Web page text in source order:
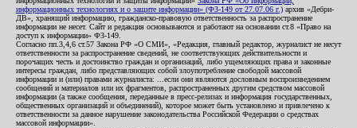
информационных технологиях и о защите информации» (ФЗ-149 от 27.07.06 г.) архив «Дебри-
ДВ», хранящий информацию, гражданско-правовую ответственность за распространение
информации не несет. Сайт и редакция основываются и работают на основании ст.8 «Право на
доступ к информации» ФЗ-149.
Согласно пп.3,4,6 ст.57 Закона РФ «О СМИ», «Редакция, главный редактор, журналист не несут
ответственности за распространение сведений, не соответствующих действительности и
порочащих честь и достоинство граждан и организаций, либо ущемляющих права и законные
интересы граждан, либо представляющих собой злоупотребление свободой массовой
информации и (или) правами журналиста: ...если они являются дословным воспроизведением
сообщений и материалов или их фрагментов, распространенных другим средством массовой
информации (а также сообщения, переданные в пресс-релизах и информация государственных,
общественных организаций и объединений), которое может быть установлено и привлечено к
ответственности за данное нарушение законодательства Российской Федерации о средствах
массовой информации».